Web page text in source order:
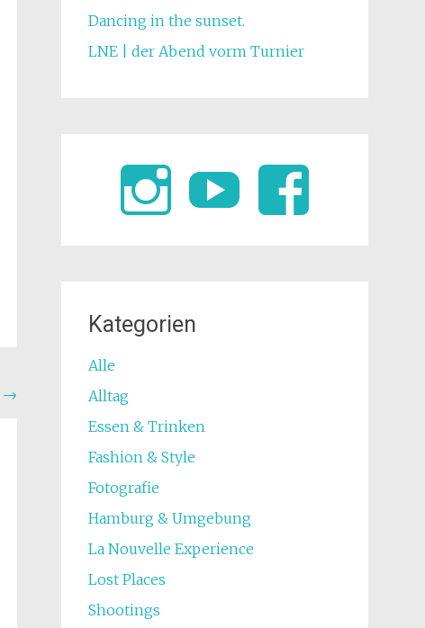
→
Dancing in the sunset.
LNE | der Abend vorm Turnier
Kategorien
Alle
Alltag
Essen & Trinken
Fashion & Style
Fotografie
Hamburg & Umgebung
La Nouvelle Experience
Lost Places
Shootings